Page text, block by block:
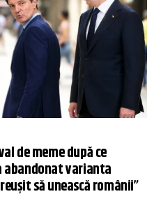
de meme după ce
abandonat varianta
să unească românii”